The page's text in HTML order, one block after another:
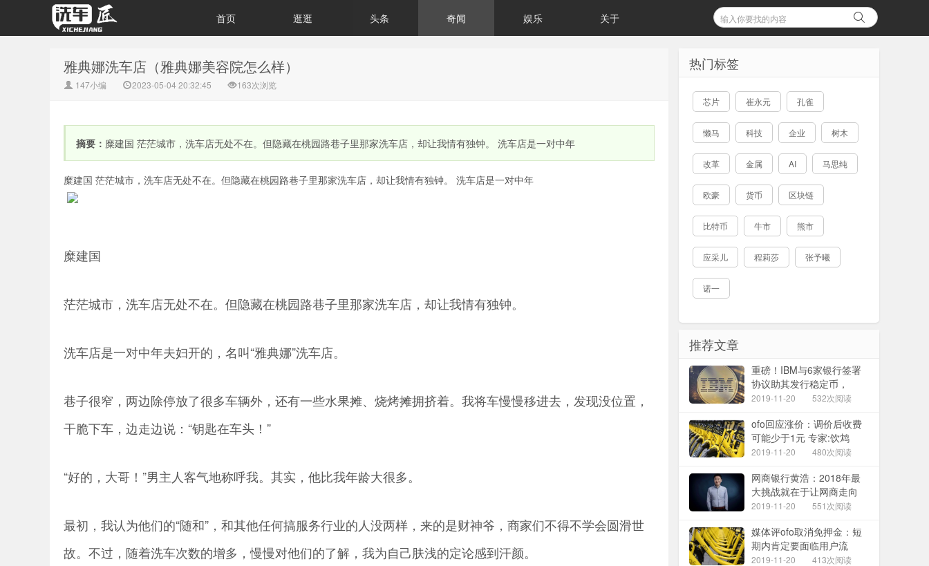
首页 逛逛 头条 奇闻 娱乐 关于
雅典娜洗车店（雅典娜美容院怎么样）
147小编 2023-05-04 20:32:45 163次浏览
摘要： 糜建国 茫茫城市，洗车店无处不在。但隐藏在桃园路巷子里那家洗车店，却让我情有独钟。 洗车店是一对中年
糜建国 茫茫城市，洗车店无处不在。但隐藏在桃园路巷子里那家洗车店，却让我情有独钟。 洗车店是一对中年
糜建国
茫茫城市，洗车店无处不在。但隐藏在桃园路巷子里那家洗车店，却让我情有独钟。
洗车店是一对中年夫妇开的，名叫“雅典娜”洗车店。
巷子很窄，两边除停放了很多车辆外，还有一些水果摊、烧烤摊拥挤着。我将车慢慢移进去，发现没位置，
干脆下车，边走边说：“钥匙在车头！”
“好的，大哥！”男主人客气地称呼我。其实，他比我年龄大很多。
最初，我认为他们的“随和”，和其他任何搞服务行业的人没两样，来的是财神爷，商家们不得不学会圆滑世
故。不过，随着洗车次数的增多，慢慢对他们的了解，我为自己肤浅的定论感到汗颜。
热门标签
芯片 崔永元 孔雀
懒马 科技 企业 树木
改革 金属 AI 马思纯
欧豪 货币 区块链
比特币 牛市 熊市
应采儿 程莉莎 张予曦
诺一
推荐文章
重磅！IBM与6家银行签署
协议助其发行稳定币，
2019-11-20 532次阅读
ofo回应涨价：调价后收费
可能少于1元 专家:饮鸩
2019-11-20 480次阅读
网商银行黄浩：2018年最
大挑战就在于让网商走向
2019-11-20 551次阅读
媒体评ofo取消免押金：短
期内肯定要面临用户流
2019-11-20 413次阅读